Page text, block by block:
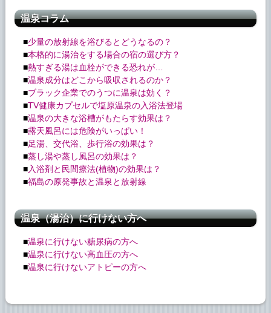
温泉コラム
■少量の放射線を浴びるとどうなるの？
■本格的に湯治をする場合の宿の選び方？
■熱すぎる湯は血栓ができる恐れが…
■温泉成分はどこから吸収されるのか？
■ブラック企業でのうつに温泉は効く？
■TV健康カプセルで塩原温泉の入浴法登場
■温泉の大きな浴槽がもたらす効果は？
■露天風呂には危険がいっぱい！
■足湯、交代浴、歩行浴の効果は？
■蒸し湯や蒸し風呂の効果は？
■入浴剤と民間療法(植物)の効果は？
■福島の原発事故と温泉と放射線
温泉（湯治）に行けない方へ
■温泉に行けない糖尿病の方へ
■温泉に行けない高血圧の方へ
■温泉に行けないアトピーの方へ